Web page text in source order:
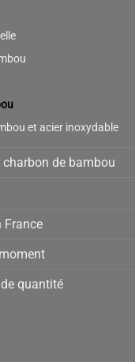
et acier inoxydable
de bambou
France
quantité